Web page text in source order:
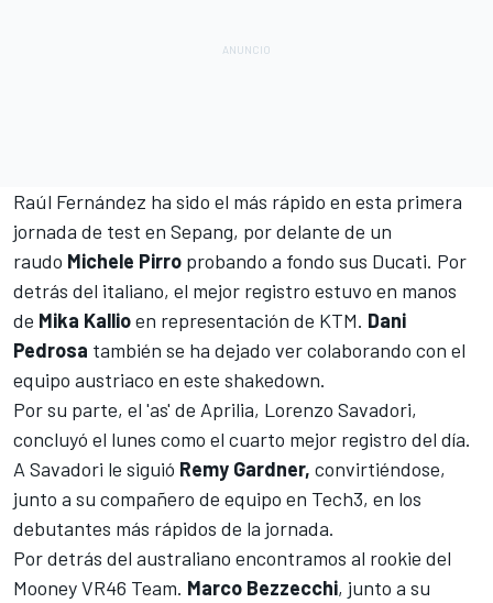
Raúl Fernández ha sido el más rápido en esta primera
jornada de test en Sepang, por delante de un
raudo Michele Pirro probando a fondo sus Ducati. Por
detrás del italiano, el mejor registro estuvo en manos
de Mika Kallioen representación de KTM. Dani
Pedrosa también se ha dejado ver colaborando con el
equipo austriaco en este shakedown.
Por su parte, el 'as' de Aprilia, Lorenzo Savadori,
concluyó el lunes como el cuarto mejor registro del día.
A Savadori le siguió Remy Gardner, convirtiéndose,
junto a su compañero de equipo en Tech3, en los
debutantes más rápidos de la jornada.
Por detrás del australiano encontramos al rookie del
Mooney VR46 Team. Marco Bezzecchi, junto a su